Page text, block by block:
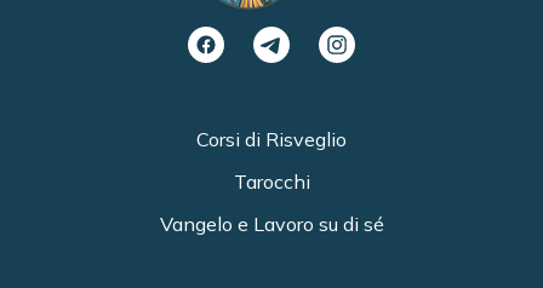
Corsi di Risveglio
Tarocchi
Vangelo e Lavoro su di sé